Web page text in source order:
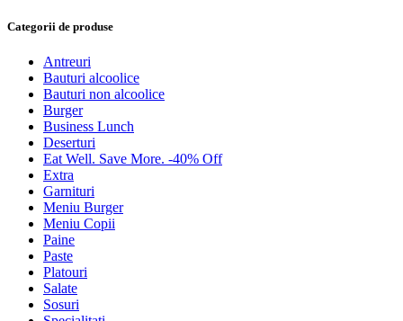
Categorii de produse
Antreuri
Bauturi alcoolice
Bauturi non alcoolice
Burger
Business Lunch
Deserturi
Eat Well. Save More. -40% Off
Extra
Garnituri
Meniu Burger
Meniu Copii
Paine
Paste
Platouri
Salate
Sosuri